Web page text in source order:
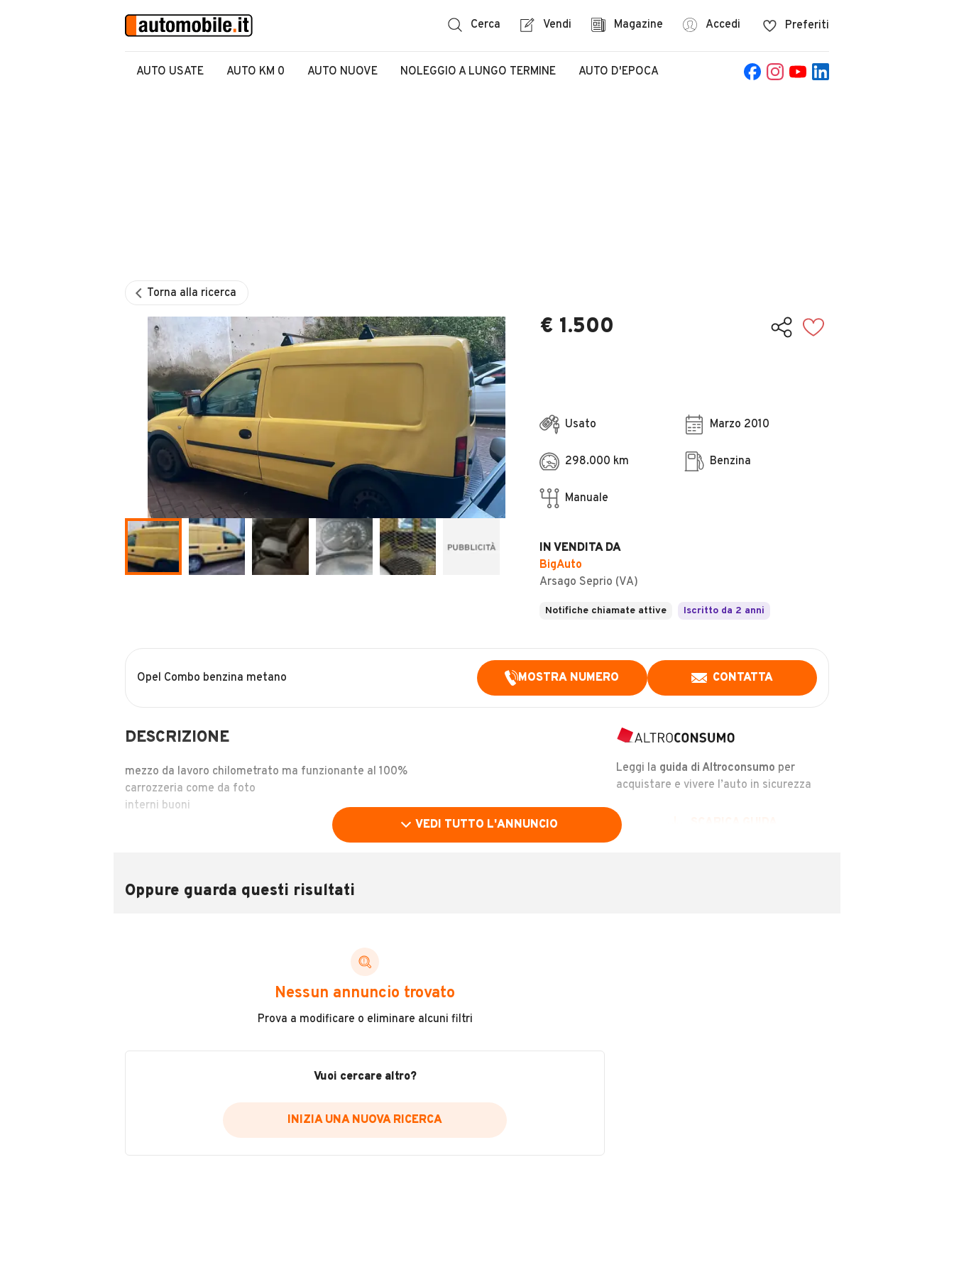
Cerca Vendi Magazine Accedi Preferiti
AUTO USATE AUTO KM 0 AUTO NUOVE NOLEGGIO A LUNGO TERMINE AUTO D'EPOCA
Torna alla ricerca
€ 1.500
Usato Marzo 2010
298.000 km Benzina
Manuale
IN VENDITA DA
BigAuto
Arsago Seprio (VA)
Notifiche chiamate attive Iscritto da 2 anni
Opel Combo benzina metano MOSTRA NUMERO CONTATTA
DESCRIZIONE
mezzo da lavoro chilometrato ma funzionante al 100%
carrozzeria come da foto
interni buoni
Marca
Carburante
Benzina
Altro
VEDI TUTTI
Leggi la guida di Altroconsumo per
acquistare e vivere l’auto in sicurezza
VEDI TUTTO L'ANNUNCIO
Oppure guarda questi risultati
Nessun annuncio trovato
Prova a modificare o eliminare alcuni filtri
Vuoi cercare altro?
INIZIA UNA NUOVA RICERCA